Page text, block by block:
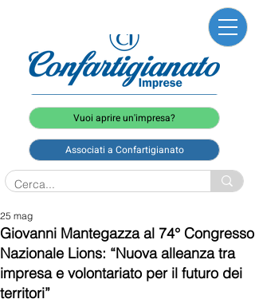
Vuoi aprire un'impresa?
Associati a Confartigianato
Giovanni Mantegazza al 74° Congresso
Nazionale Lions: “Nuova alleanza tra
impresa e volontariato per il futuro dei
territori”
25 mag